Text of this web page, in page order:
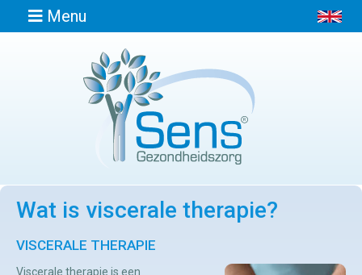
Menu
Afspraak
Wat is viscerale therapie?
VISCERALE THERAPIE
Viscerale therapie is een